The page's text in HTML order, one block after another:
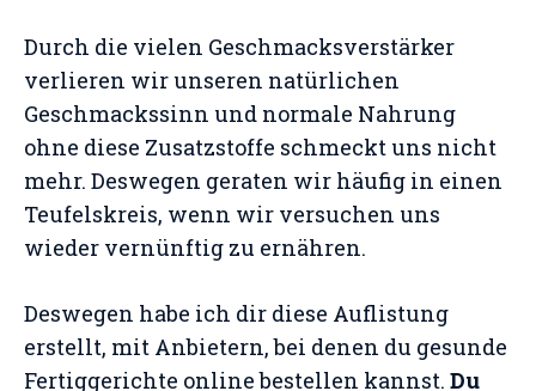
Durch die vielen Geschmacksverstärker
verlieren wir unseren natürlichen
Geschmackssinn und normale Nahrung
ohne diese Zusatzstoffe schmeckt uns nicht
mehr. Deswegen geraten wir häufig in einen
Teufelskreis, wenn wir versuchen uns
wieder vernünftig zu ernähren.
Deswegen habe ich dir diese Auflistung
erstellt, mit Anbietern, bei denen du gesunde
Fertiggerichte online bestellen kannst. Du